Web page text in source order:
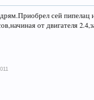
сей пипелац
от двигателя